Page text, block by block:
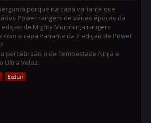
na capa variante que
Power rangers de várias épocas da
de Mighty Morphin,a rangers
com a capa variante da 2 edição de Power
percebi são o de Tempestade Ninja e
Ultra Veloz.
Excluir